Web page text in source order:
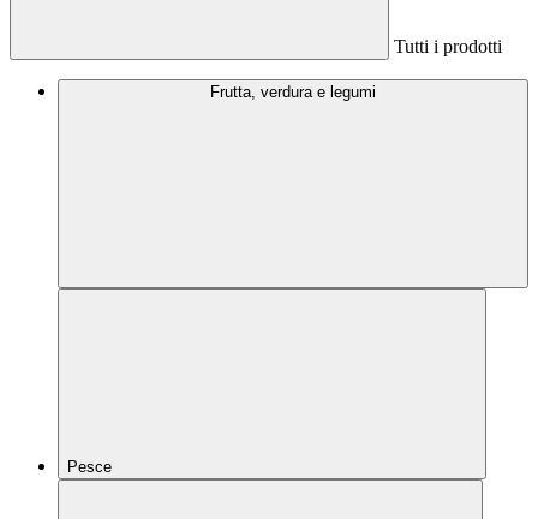
Tutti i prodotti
Frutta, verdura e legumi
Pesce